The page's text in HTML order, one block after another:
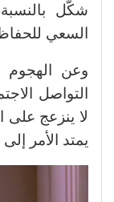
شكّل
السعي
وعن الهجوم
التواصل
لا ينزعج على
يمتد الأمر